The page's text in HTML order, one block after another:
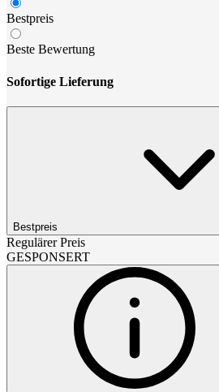
Bestpreis
Beste Bewertung
Sofortige Lieferung
Bestpreis
Regulärer Preis
GESPONSERT